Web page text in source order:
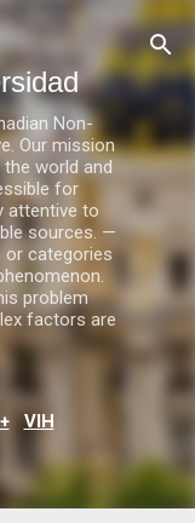
Non-
Our mission
world and
for
attentive to
sources. —
or categories
problem
factors are
VIH